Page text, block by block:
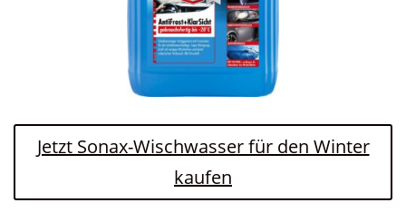
Jetzt Sonax-Wischwasser für den Winter
kaufen